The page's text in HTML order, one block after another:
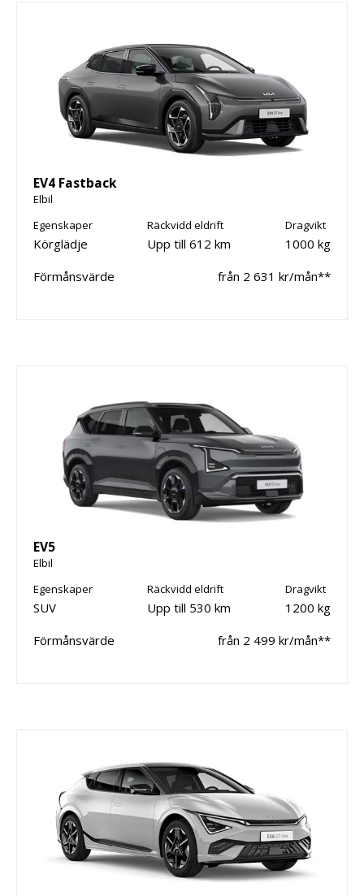
EV4 Fastback
Elbil
Egenskaper
Körglädje
Räckvidd eldrift
Upp till 612 km
Dragvikt
1000 kg
Förmånsvärde
från 2 631 kr/mån**
EV5
Elbil
Egenskaper
SUV
Räckvidd eldrift
Upp till 530 km
Dragvikt
1200 kg
Förmånsvärde
från 2 499 kr/mån**